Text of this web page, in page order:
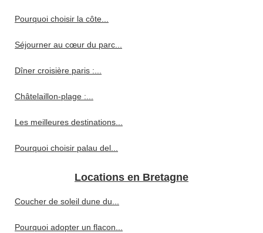
Pourquoi choisir la côte...
Séjourner au cœur du parc...
Dîner croisière paris :...
Châtelaillon-plage :...
Les meilleures destinations...
Pourquoi choisir palau del...
Locations en Bretagne
Coucher de soleil dune du...
Pourquoi adopter un flacon...